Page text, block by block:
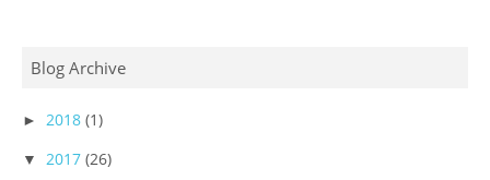
Blog Archive
► 2018 (1)
▼ 2017 (26)